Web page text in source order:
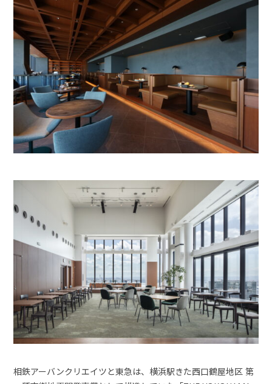
相鉄アーバンクリエイツと東急は、横浜駅きた西口鶴屋地区 第